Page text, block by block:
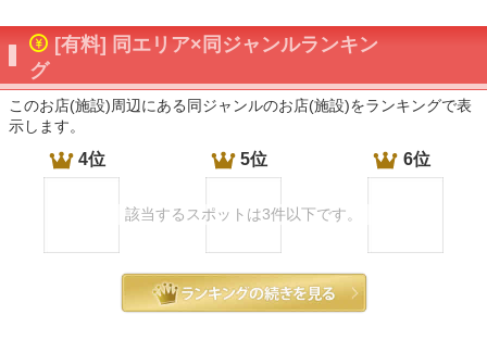
[有料] 同エリア×同ジャンルランキン
グ
このお店(施設)周辺にある同ジャンルのお店(施設)をランキングで表
示します。
4位 5位 6位
該当するスポットは3件以下です。